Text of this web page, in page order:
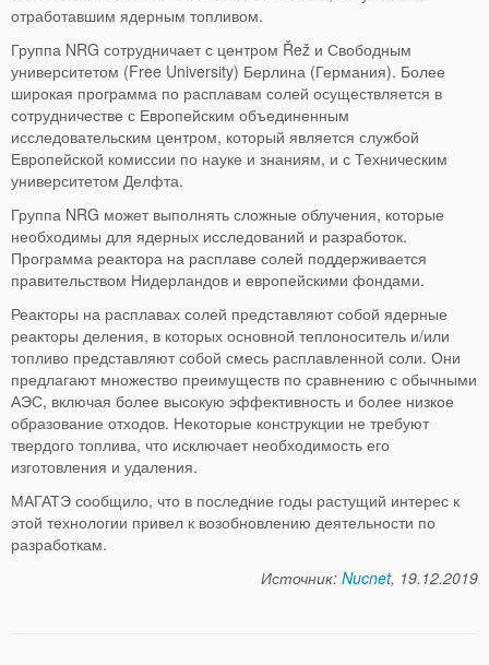
отработавшим ядерным топливом.
Группа NRG сотрудничает с центром Řež и Свободным
университетом (Free University) Берлина (Германия). Более
широкая программа по расплавам солей осуществляется в
сотрудничестве с Европейским объединенным
исследовательским центром, который является службой
Европейской комиссии по науке и знаниям, и с Техническим
университетом Делфта.
Группа NRG может выполнять сложные облучения, которые
необходимы для ядерных исследований и разработок.
Программа реактора на расплаве солей поддерживается
правительством Нидерландов и европейскими фондами.
Реакторы на расплавах солей представляют собой ядерные
реакторы деления, в которых основной теплоноситель и/или
топливо представляют собой смесь расплавленной соли. Они
предлагают множество преимуществ по сравнению с обычными
АЭС, включая более высокую эффективность и более низкое
образование отходов. Некоторые конструкции не требуют
твердого топлива, что исключает необходимость его
изготовления и удаления.
МАГАТЭ сообщило, что в последние годы растущий интерес к
этой технологии привел к возобновлению деятельности по
разработкам.
Источник: Nucnet, 19.12.2019